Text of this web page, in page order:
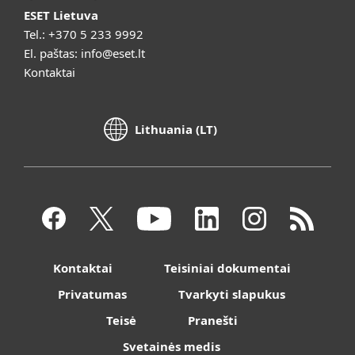
ESET Lietuva
Tel.: +370 5 233 9992
El. paštas: info@eset.lt
Kontaktai
Lithuania (LT)
Kontaktai
Teisiniai dokumentai
Privatumas
Tvarkyti slapukus
Teisė
Pranešti
Svetainės medis